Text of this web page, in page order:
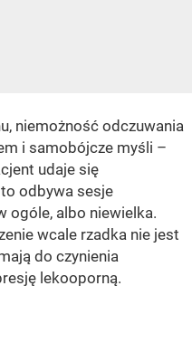
niemożność odczuwania
i samobójcze myśli –
udaje się
odbywa sesje
ogóle, albo niewielka.
wcale rzadka nie jest
do czynienia
lekooporną.